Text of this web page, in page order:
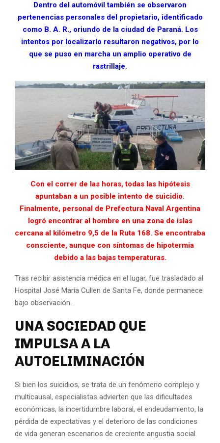
Dentro del automóvil también se observaron
pertenencias personales del propietario, identificado
como B. A. R., oriundo de la ciudad de Paraná. Los
intentos por localizarlo resultaron negativos, por lo
que se puso en marcha un amplio operativo de
rastrillaje.
Con el correr de las horas, todas las hipótesis
apuntaban a un posible intento de suicidio.
Finalmente, personal de Prefectura Naval Argentina
logró encontrar al hombre en una zona de islas
cercana al kilómetro 9,5 de la Ruta 168. Se encontraba
consciente, aunque con síntomas de hipotermia
debido a las bajas temperaturas.
Tras recibir asistencia médica en el lugar, fue trasladado al
Hospital José María Cullen de Santa Fe, donde permanece
bajo observación.
UNA SOCIEDAD QUE
IMPULSA A LA
AUTOELIMINACIÓN
Si bien los suicidios, se trata de un fenómeno complejo y
multicausal, especialistas advierten que las dificultades
económicas, la incertidumbre laboral, el endeudamiento, la
pérdida de expectativas y el deterioro de las condiciones
de vida generan escenarios de creciente angustia social.